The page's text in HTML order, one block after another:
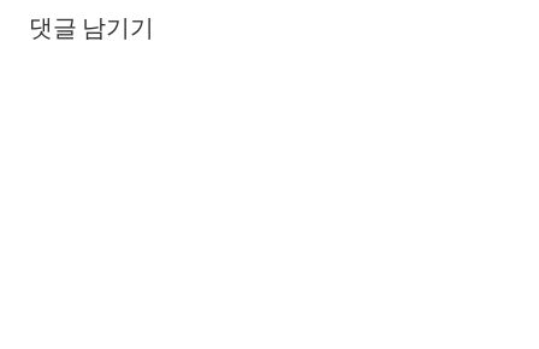
댓글 남기기